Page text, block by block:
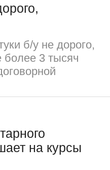
б/у не дорого,
более 3 тысяч
на курсы